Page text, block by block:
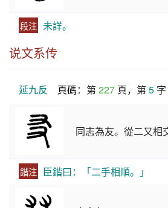
段注 未詳。
说文系传
延九反 頁碼：第 227 頁，第 5 字
同志為友。從二又相
鍇注 臣鍇曰：「二手相順。」